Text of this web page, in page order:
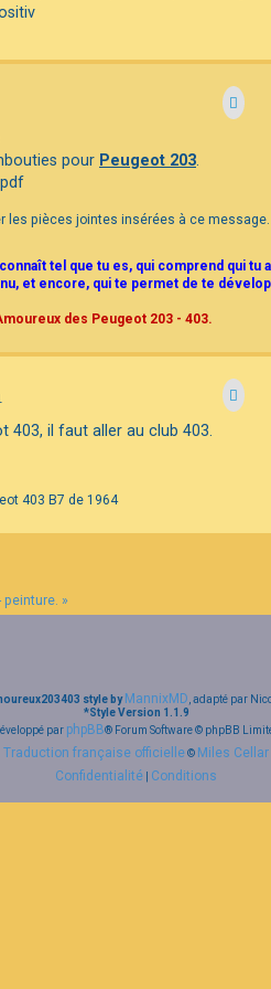
pour Peugeot 203
les pièces jointes insérées à ce message.
connaît tel que tu es, qui comprend qui tu
et encore, qui te permet de te
des Peugeot 203 - 403.
403, il faut aller au club 403.
403 B7 de 1964
peinture. »
style by MannixMD, adapté par
*Style Version 1.1.9
par phpBB® Forum Software © phpBB
Traduction française officielle© Miles Cellar
Confidentialité Conditions